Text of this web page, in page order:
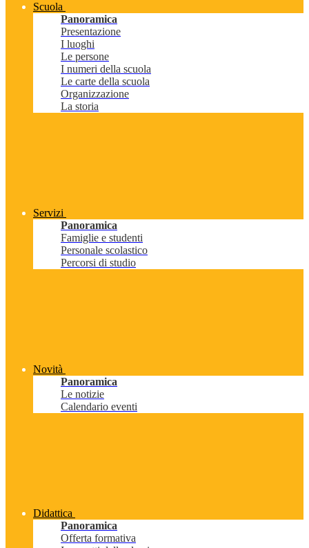
Scuola
Panoramica
Presentazione
I luoghi
Le persone
I numeri della scuola
Le carte della scuola
Organizzazione
La storia
Servizi
Panoramica
Famiglie e studenti
Personale scolastico
Percorsi di studio
Novità
Panoramica
Le notizie
Calendario eventi
Didattica
Panoramica
Offerta formativa